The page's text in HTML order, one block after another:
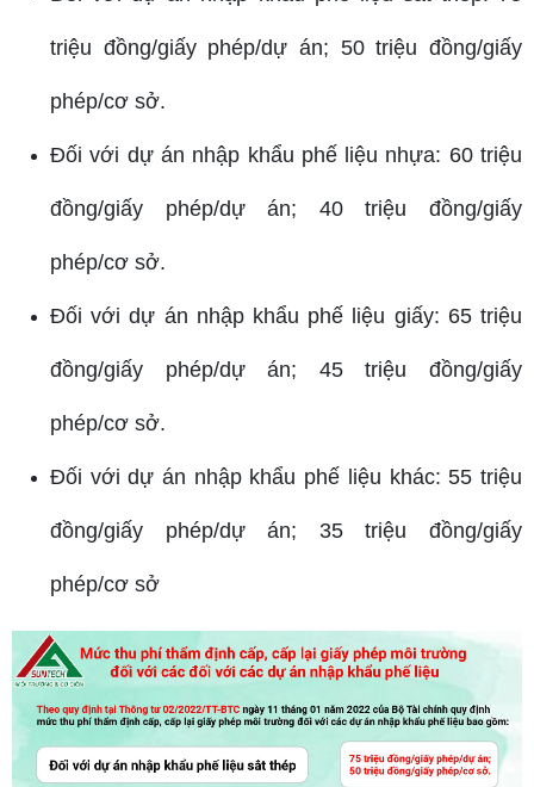
triệu đồng/giấy phép/dự án; 50 triệu đồng/giấy
phép/cơ sở.
Đối với dự án nhập khẩu phế liệu nhựa: 60 triệu
đồng/giấy phép/dự án; 40 triệu đồng/giấy
phép/cơ sở.
Đối với dự án nhập khẩu phế liệu giấy: 65 triệu
đồng/giấy phép/dự án; 45 triệu đồng/giấy
phép/cơ sở.
Đối với dự án nhập khẩu phế liệu khác: 55 triệu
đồng/giấy phép/dự án; 35 triệu đồng/giấy
phép/cơ sở